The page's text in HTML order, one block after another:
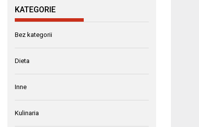
KATEGORIE
Bez kategorii
Dieta
Inne
Kulinaria